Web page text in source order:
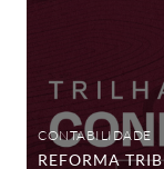
trilha
conhecimento
gratuita
do
CONTABILIDADE
REFORMA